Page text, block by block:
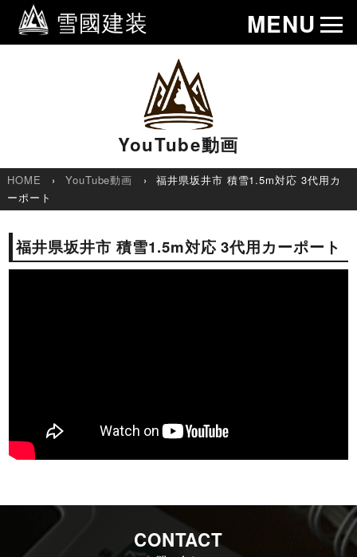
雪國建装 MENU
YouTube動画
HOME YouTube動画
福井県坂井市 積雪1.5m対応 3代用カ
ーポート
福井県坂井市 積雪1.5m対応 3代用カーポート
CONTACT